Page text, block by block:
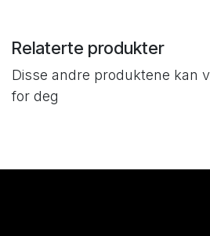
Relaterte produkter
Disse andre produktene kan
for deg